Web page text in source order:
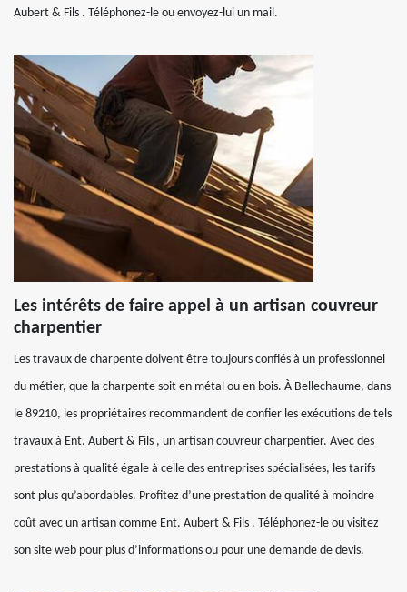
Aubert & Fils . Téléphonez-le ou envoyez-lui un mail.
Les intérêts de faire appel à un artisan couvreur
charpentier
Les travaux de charpente doivent être toujours confiés à un professionnel
du métier, que la charpente soit en métal ou en bois. À Bellechaume, dans
le 89210, les propriétaires recommandent de confier les exécutions de tels
travaux à Ent. Aubert & Fils , un artisan couvreur charpentier. Avec des
prestations à qualité égale à celle des entreprises spécialisées, les tarifs
sont plus qu’abordables. Profitez d’une prestation de qualité à moindre
coût avec un artisan comme Ent. Aubert & Fils . Téléphonez-le ou visitez
son site web pour plus d’informations ou pour une demande de devis.